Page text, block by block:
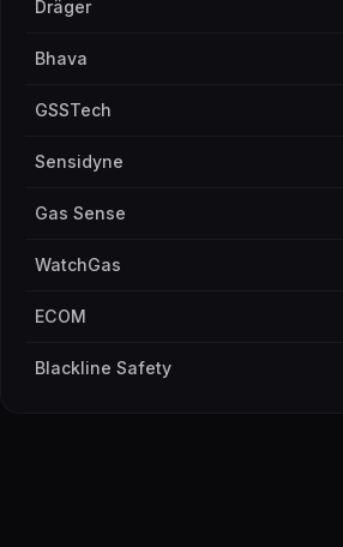
Dräger
Bhava
GSSTech
Sensidyne
Gas Sense
WatchGas
ECOM
Blackline Safety